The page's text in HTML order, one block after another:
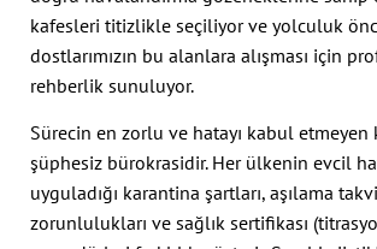
kafesleri titizlikle seçiliyor ve yolculuk
dostlarımızın bu alanlara alışması için
rehberlik sunuluyor.
Sürecin en zorlu ve hatayı kabul etmeyen
şüphesiz bürokrasidir. Her ülkenin evcil
uyguladığı karantina şartları, aşılama
zorunlulukları ve sağlık sertifikası